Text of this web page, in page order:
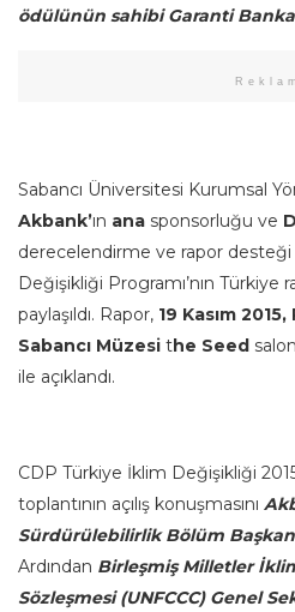
ödülünün sahibi Garanti
Reklam
Sabancı Üniversitesi Kurumsal
Akbank’ın ana sponsorluğu ve
derecelendirme ve rapor
Değişikliği Programı’nın Türkiye
paylaşıldı. Rapor, 19 Kasım
Sabancı Müzesi the Seed
ile açıklandı.
CDP Türkiye İklim Değişikliği 2015
toplantının açılış konuşmasını
Sürdürülebilirlik Bölüm
Ardından Birleşmiş Milletler
Sözleşmesi (UNFCCC) Genel